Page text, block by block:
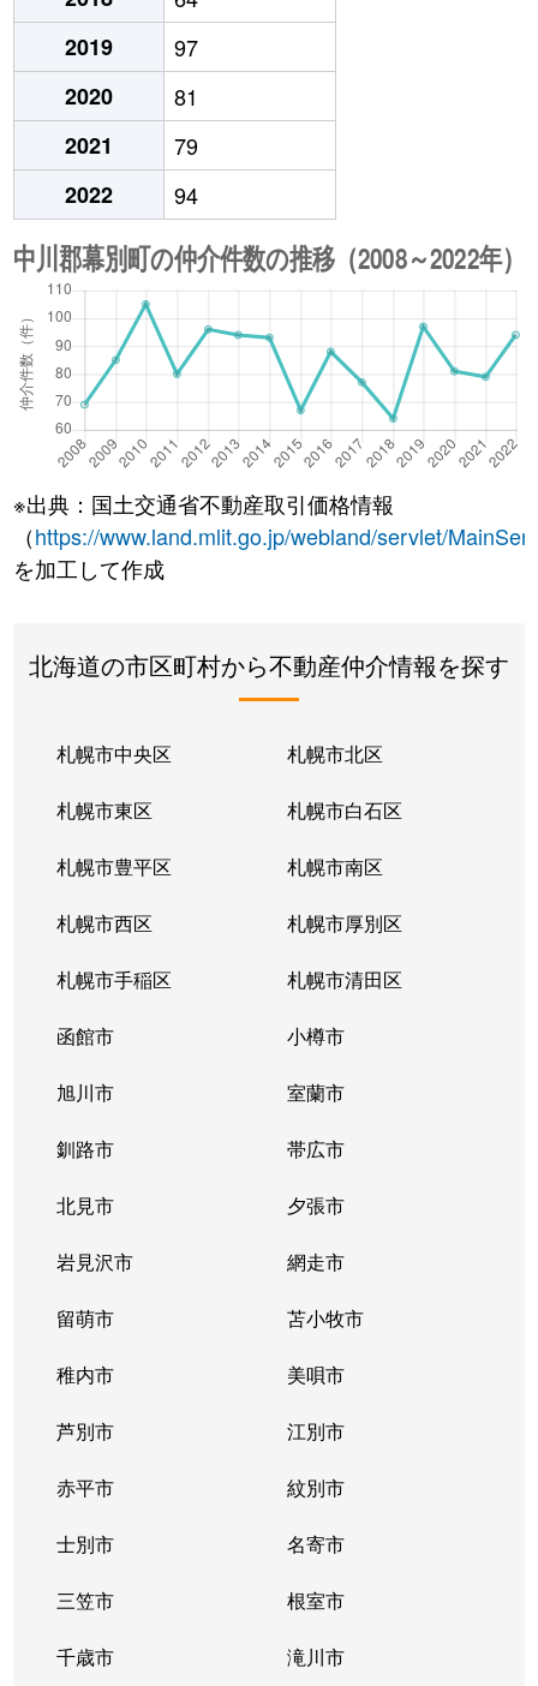
2019
97
2020
81
2021
79
2022
94
※出典：国土交通省不動産取引価格情報
（https://www.land.mlit.go.jp/webland/servlet/
を加工して作成
北海道の市区町村から不動産仲介情報を探す
札幌市中央区 札幌市北区
札幌市東区 札幌市白石区
札幌市豊平区 札幌市南区
札幌市西区 札幌市厚別区
札幌市手稲区 札幌市清田区
函館市 小樽市
旭川市 室蘭市
釧路市 帯広市
北見市 夕張市
岩見沢市 網走市
留萌市 苫小牧市
稚内市 美唄市
芦別市 江別市
赤平市 紋別市
士別市 名寄市
三笠市 根室市
千歳市 滝川市